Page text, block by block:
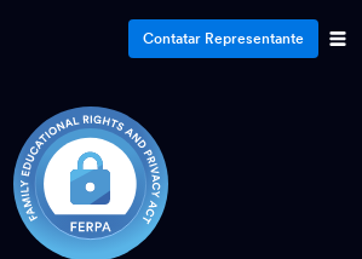
Contatar Representante